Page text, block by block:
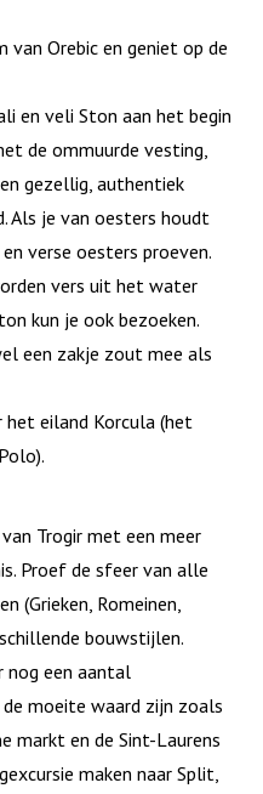
van Orebic en geniet op de
en veli Ston aan het begin
de ommuurde vesting,
gezellig, authentiek
Als je van oesters houdt
verse oesters proeven.
vers uit het water
kun je ook bezoeken.
een zakje zout mee als
het eiland Korcula (het
Trogir met een meer
Proef de sfeer van alle
(Grieken, Romeinen,
bouwstijlen.
nog een aantal
de moeite waard zijn zoals
markt en de Sint-Laurens
maken naar Split,